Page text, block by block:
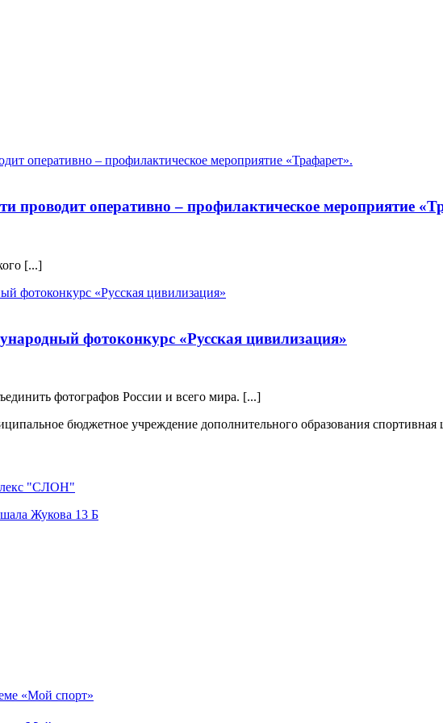
проводит оперативно – профилактическое мероприятие
[...]
фотоконкурс «Русская цивилизация»
фотографов России и всего мира. [...]
бюджетное учреждение дополнительного образования
"СЛОН"
Жукова 13 Б